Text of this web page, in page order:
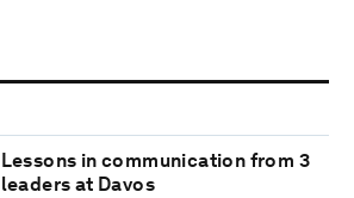
Lessons in communication from 3
leaders at Davos